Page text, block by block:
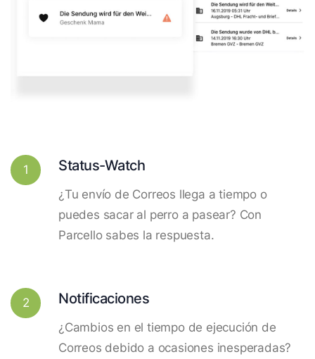
1 Status-Watch
¿Tu envío de Correos llega a tiempo o
puedes sacar al perro a pasear? Con
Parcello sabes la respuesta.
2 Notificaciones
¿Cambios en el tiempo de ejecución de
Correos debido a ocasiones inesperadas?